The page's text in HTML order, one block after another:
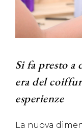
Si fa presto a
era del
esperienze
La nuova